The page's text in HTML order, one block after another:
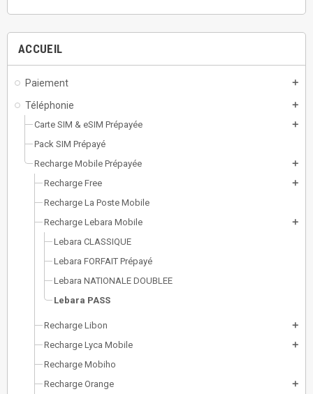
ACCUEIL
Paiement add
Téléphonie add
Carte SIM & eSIM Prépayée add
Pack SIM Prépayé
Recharge Mobile Prépayée
add
Recharge Free add
Recharge La Poste Mobile
Recharge Lebara Mobile
add
Lebara CLASSIQUE
Lebara FORFAIT Prépayé
Lebara NATIONALE DOUBLEE
Lebara PASS
Recharge Libon add
Recharge Lyca Mobile add
Recharge Mobiho
Recharge Orange
add